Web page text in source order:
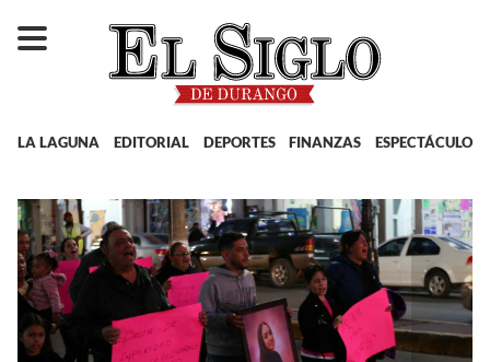
LA LAGUNA EDITORIAL DEPORTES FINANZAS ESPECTÁCULOS